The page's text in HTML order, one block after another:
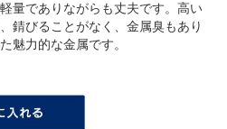
量でありながらも丈夫です。高い
錆びることがなく、金属臭もあり
魅力的な金属です。